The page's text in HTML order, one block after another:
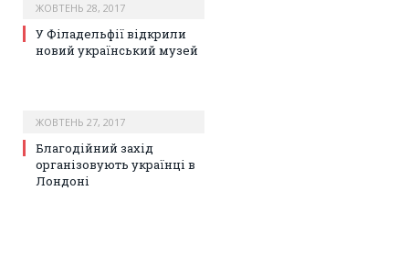
ЖОВТЕНЬ 28, 2017
У Філадельфії відкрили
новий український музей
ЖОВТЕНЬ 27, 2017
Благодійний захід
організовують українці в
Лондоні